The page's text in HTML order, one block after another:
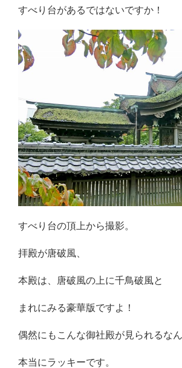
すべり台があるではないですか！
すべり台の頂上から撮影。
拝殿が唐破風、
本殿は、唐破風の上に千鳥破風と
まれにみる豪華版ですよ！
偶然にもこんな御社殿が見られるなん
本当にラッキーです。